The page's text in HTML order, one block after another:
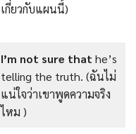
เกี่ยวกับแผนนี้)
I’m not sure that he’s
telling the truth. (ฉันไม่
แน่ใจว่าเขาพูดความจริง
ไหม )